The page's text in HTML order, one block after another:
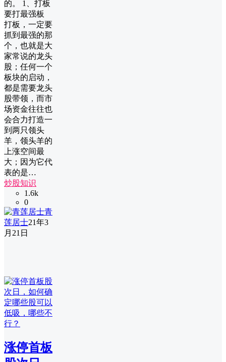
的。 1、打板
要打最强板
打板，一定要
抓到最强的那
个，也就是大
家常说的龙头
股；任何一个
板块的启动，
都是需要龙头
股带领，而市
场资金往往也
会合力打造一
到两只领头
羊，领头羊的
上涨空间最
大；因为它代
表的是…
炒股知识
1.6k
0
青
莲居士21年3
月21日
涨停首板